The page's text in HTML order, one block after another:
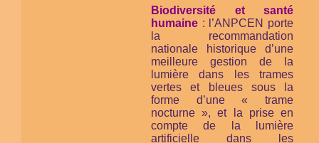
Biodiversité et santé
humaine : l’ANPCEN porte
la recommandation
nationale historique d’une
meilleure gestion de la
lumière dans les trames
vertes et bleues sous la
forme d’une « trame
nocturne », et la prise en
compte de la lumière
artificielle dans les